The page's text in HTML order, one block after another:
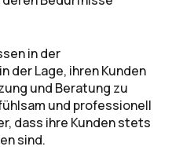
in der
der Lage, ihren Kunden
und Beratung zu
und professionell
dass ihre Kunden stets
sind.